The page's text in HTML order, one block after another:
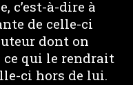
c’est-à-dire à
de celle-ci
dont on
ce qui le rendrait
ci hors de lui.